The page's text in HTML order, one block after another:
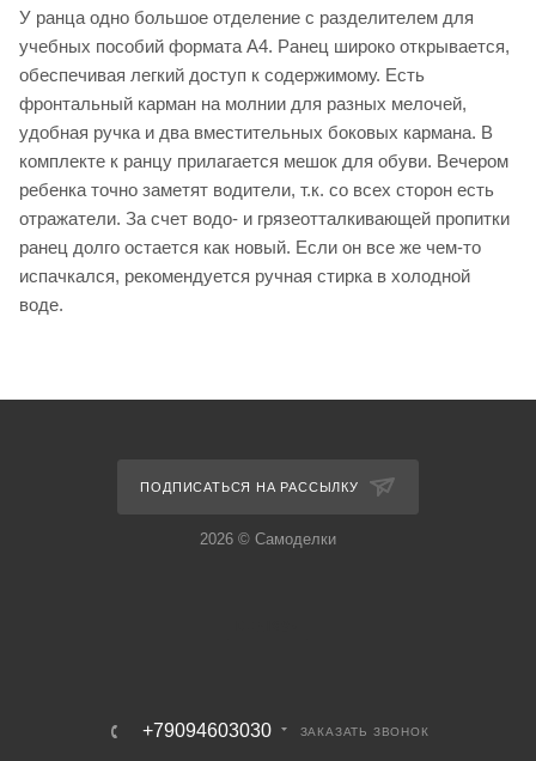
У ранца одно большое отделение с разделителем для
учебных пособий формата А4. Ранец широко открывается,
обеспечивая легкий доступ к содержимому. Есть
фронтальный карман на молнии для разных мелочей,
удобная ручка и два вместительных боковых кармана. В
комплекте к ранцу прилагается мешок для обуви. Вечером
ребенка точно заметят водители, т.к. со всех сторон есть
отражатели. За счет водо- и грязеотталкивающей пропитки
ранец долго остается как новый. Если он все же чем-то
испачкался, рекомендуется ручная стирка в холодной
воде.
ПОДПИСАТЬСЯ НА РАССЫЛКУ
2026 © Самоделки
+79094603030 ЗАКАЗАТЬ ЗВОНОК